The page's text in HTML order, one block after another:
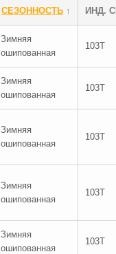
СЕЗОННОСТЬ↑ ИНД.
Зимняя
ошипованная
103T
Зимняя
ошипованная
103T
Зимняя
ошипованная
103T
Зимняя
ошипованная
103T
Зимняя
ошипованная
103T